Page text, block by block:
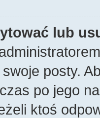
lub
posty.
po jego
ktoś